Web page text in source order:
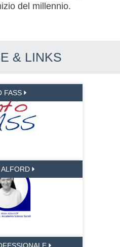
del millennio.
& LINKS
FASS
ALFORD